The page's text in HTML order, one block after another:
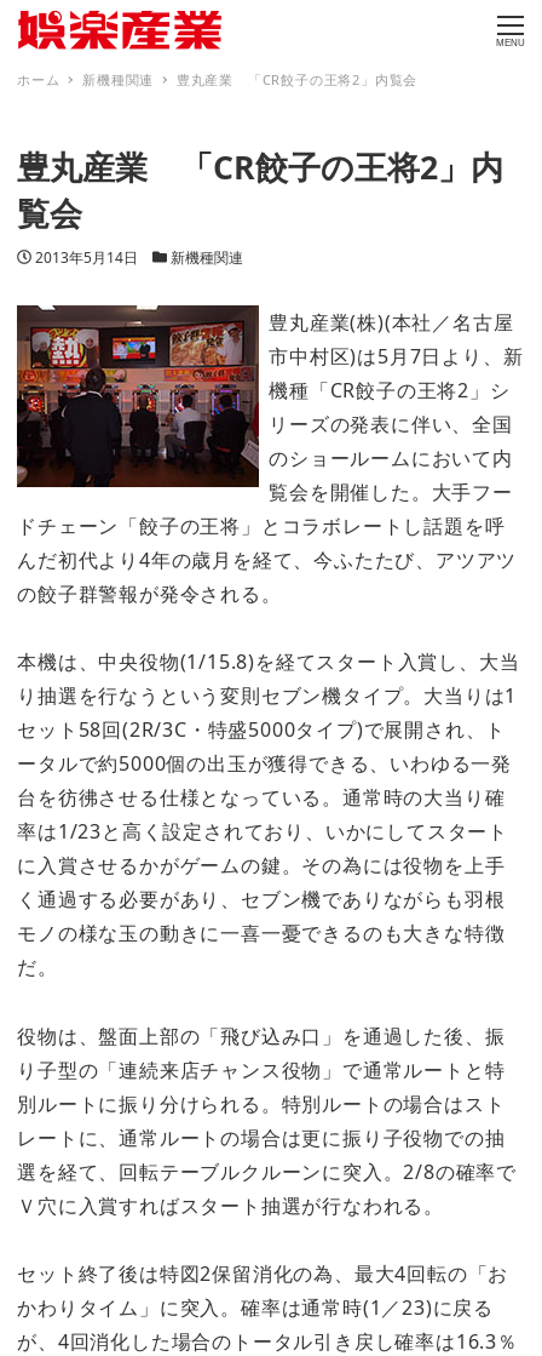
MENU
ホーム 新機種関連 豊丸産業 「CR餃子の王将2」内覧会
豊丸産業 「CR餃子の王将2」内
覧会
投稿日
2013年5月14日 カテゴリー
新機種関連
豊丸産業(株)(本社／名古屋
市中村区)は5月7日より、新
機種「CR餃子の王将2」シ
リーズの発表に伴い、全国
のショールームにおいて内
覧会を開催した。大手フー
ドチェーン「餃子の王将」とコラボレートし話題を呼
んだ初代より4年の歳月を経て、今ふたたび、アツアツ
の餃子群警報が発令される。
本機は、中央役物(1/15.8)を経てスタート入賞し、大当
り抽選を行なうという変則セブン機タイプ。大当りは1
セット58回(2R/3C・特盛5000タイプ)で展開され、ト
ータルで約5000個の出玉が獲得できる、いわゆる一発
台を彷彿させる仕様となっている。通常時の大当り確
率は1/23と高く設定されており、いかにしてスタート
に入賞させるかがゲームの鍵。その為には役物を上手
く通過する必要があり、セブン機でありながらも羽根
モノの様な玉の動きに一喜一憂できるのも大きな特徴
だ。
役物は、盤面上部の「飛び込み口」を通過した後、振
り子型の「連続来店チャンス役物」で通常ルートと特
別ルートに振り分けられる。特別ルートの場合はスト
レートに、通常ルートの場合は更に振り子役物での抽
選を経て、回転テーブルクルーンに突入。2/8の確率で
Ｖ穴に入賞すればスタート抽選が行なわれる。
セット終了後は特図2保留消化の為、最大4回転の「お
かわりタイム」に突入。確率は通常時(1／23)に戻る
が、4回消化した場合のトータル引き戻し確率は16.3％